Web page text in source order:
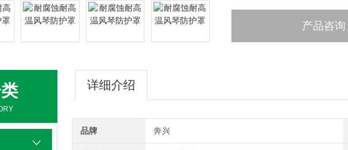
产品咨询
详细介绍
品牌 奔兴